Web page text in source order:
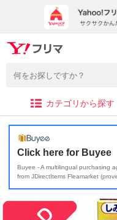
カテゴリから探す
Click here for Buyee
Buyee - A multilingual purchasing
from JDirectItems Fleamarket